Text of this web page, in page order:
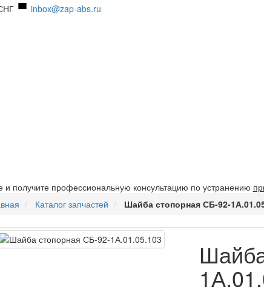
inbox@zap-abs.ru
и получите профессиональную консультацию по устранению
Каталог запчастей Шайба стопорная СБ-92-